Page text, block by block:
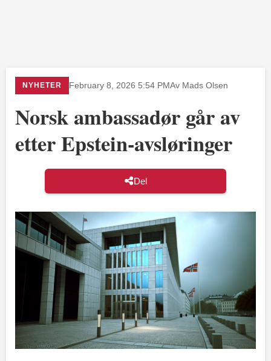
NYHETER February 8, 2026 5:54 PMAv Mads Olsen
Norsk ambassadør går av
etter Epstein-avsløringer
Del